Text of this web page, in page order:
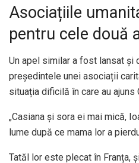
Asociațiile
pentru cele două
Un apel similar a fost lansat și
președintele unei asociații
situația dificilă în care au ajuns
„Casiana și sora ei mai mică,
lume după ce mama lor a
Tatăl lor este plecat în Franța,